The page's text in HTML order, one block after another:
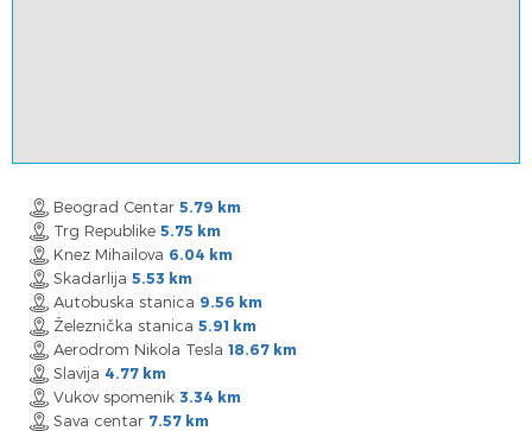
Beograd Centar 5.79 km
Trg Republike 5.75 km
Knez Mihailova 6.04 km
Skadarlija 5.53 km
Autobuska stanica 9.56 km
Železnička stanica 5.91 km
Aerodrom Nikola Tesla 18.67 km
Slavija 4.77 km
Vukov spomenik 3.34 km
Sava centar 7.57 km